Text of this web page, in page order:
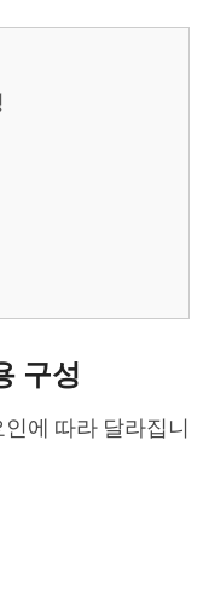
구성
에 따라 달라집니